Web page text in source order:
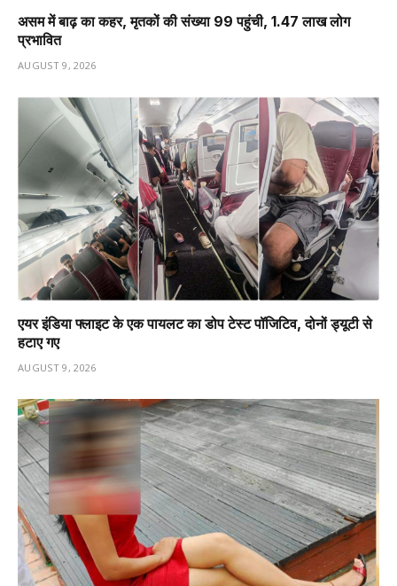
असम में बाढ़ का कहर, मृतकों की संख्या 99 पहुंची, 1.47 लाख लोग
प्रभावित
AUGUST 9, 2026
एयर इंडिया फ्लाइट के एक पायलट का डोप टेस्ट पॉजिटिव, दोनों ड्यूटी से
हटाए गए
AUGUST 9, 2026